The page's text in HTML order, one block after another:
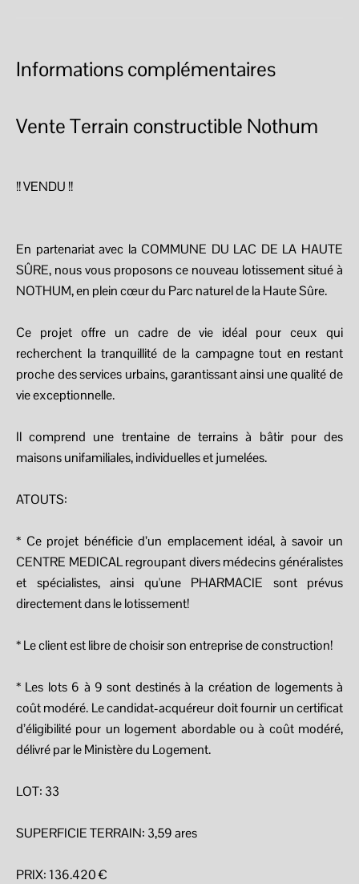
Informations complémentaires
Vente Terrain constructible Nothum
!! VENDU !!
En partenariat avec la COMMUNE DU LAC DE LA HAUTE
SÛRE, nous vous proposons ce nouveau lotissement situé à
NOTHUM, en plein cœur du Parc naturel de la Haute Sûre.
Ce projet offre un cadre de vie idéal pour ceux qui
recherchent la tranquillité de la campagne tout en restant
proche des services urbains, garantissant ainsi une qualité de
vie exceptionnelle.
Il comprend une trentaine de terrains à bâtir pour des
maisons unifamiliales, individuelles et jumelées.
ATOUTS:
* Ce projet bénéficie d’un emplacement idéal, à savoir un
CENTRE MEDICAL regroupant divers médecins généralistes
et spécialistes, ainsi qu'une PHARMACIE sont prévus
directement dans le lotissement!
* Le client est libre de choisir son entreprise de construction!
* Les lots 6 à 9 sont destinés à la création de logements à
coût modéré. Le candidat-acquéreur doit fournir un certificat
d’éligibilité pour un logement abordable ou à coût modéré,
délivré par le Ministère du Logement.
LOT: 33
SUPERFICIE TERRAIN: 3,59 ares
PRIX: 136.420 €